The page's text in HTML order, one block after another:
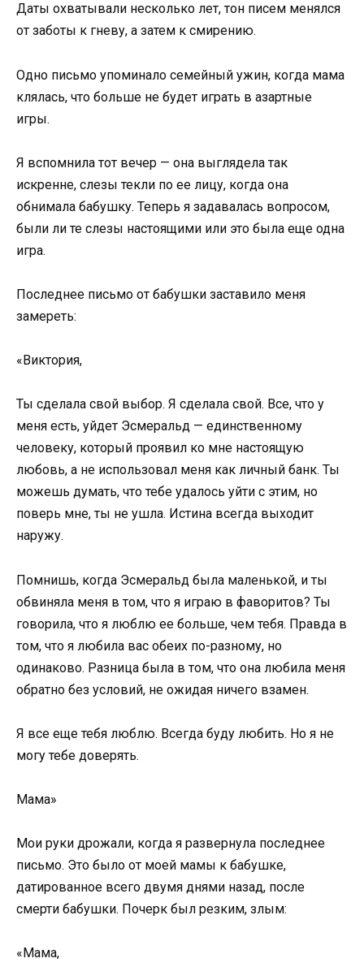
Даты охватывали несколько лет, тон писем менялся
от заботы к гневу, а затем к смирению.
Одно письмо упоминало семейный ужин, когда мама
клялась, что больше не будет играть в азартные
игры.
Я вспомнила тот вечер — она выглядела так
искренне, слезы текли по ее лицу, когда она
обнимала бабушку. Теперь я задавалась вопросом,
были ли те слезы настоящими или это была еще одна
игра.
Последнее письмо от бабушки заставило меня
замереть:
«Виктория,
Ты сделала свой выбор. Я сделала свой. Все, что у
меня есть, уйдет Эсмеральд — единственному
человеку, который проявил ко мне настоящую
любовь, а не использовал меня как личный банк. Ты
можешь думать, что тебе удалось уйти с этим, но
поверь мне, ты не ушла. Истина всегда выходит
наружу.
Помнишь, когда Эсмеральд была маленькой, и ты
обвиняла меня в том, что я играю в фаворитов? Ты
говорила, что я люблю ее больше, чем тебя. Правда в
том, что я любила вас обеих по-разному, но
одинаково. Разница была в том, что она любила меня
обратно без условий, не ожидая ничего взамен.
Я все еще тебя люблю. Всегда буду любить. Но я не
могу тебе доверять.
Мама»
Мои руки дрожали, когда я развернула последнее
письмо. Это было от моей мамы к бабушке,
датированное всего двумя днями назад, после
смерти бабушки. Почерк был резким, злым:
«Мама,